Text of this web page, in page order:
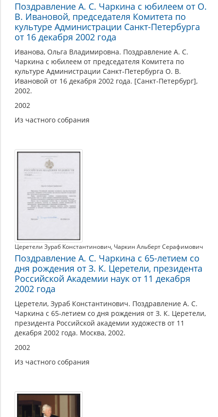
Поздравление А. С. Чаркина с юбилеем от О.
В. Ивановой, председателя Комитета по
культуре Администрации Санкт-Петербурга
от 16 декабря 2002 года
Иванова, Ольга Владимировна. Поздравление А. С.
Чаркина с юбилеем от председателя Комитета по
культуре Администрации Санкт-Петербурга О. В.
Ивановой от 16 декабря 2002 года. [Санкт-Петербург],
2002.
2002
Из частного собрания
Церетели Зураб Константинович, Чаркин Альберт Серафимович
Поздравление А. С. Чаркина с 65-летием со
дня рождения от З. К. Церетели, президента
Российской Академии наук от 11 декабря
2002 года
Церетели, Зураб Константинович. Поздравление А. С.
Чаркина с 65-летием со дня рождения от З. К. Церетели,
президента Российской академии художеств от 11
декабря 2002 года. Москва, 2002.
2002
Из частного собрания